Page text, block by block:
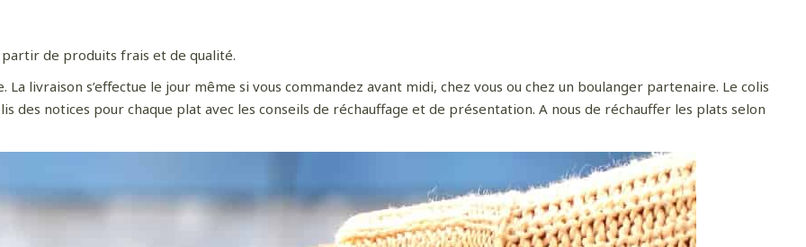
partir de produits frais et de qualité.
livraison s’effectue le jour même si vous commandez avant midi, chez vous ou chez un boulanger partenaire. Le colis
des notices pour chaque plat avec les conseils de réchauffage et de présentation. A nous de réchauffer les plats selon